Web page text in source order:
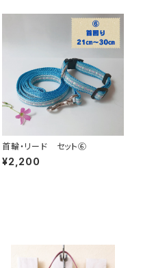
首輪・リード セット⑥
¥2,200